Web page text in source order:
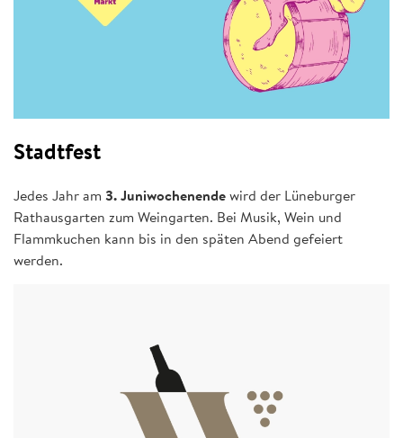
Stadtfest
Jedes Jahr am 3. Juniwochenendewird der Lüneburger
Rathausgarten zum Weingarten. Bei Musik, Wein und
Flammkuchen kann bis in den späten Abend gefeiert
werden.